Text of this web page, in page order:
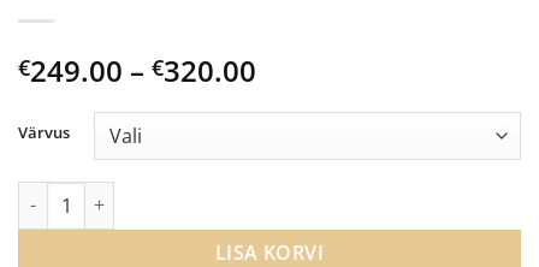
€249.00 – €320.00
€249.00
through
Värvus
Tannoy Mercury 7.1 riiulikõlarid kogus
LISA KORVI